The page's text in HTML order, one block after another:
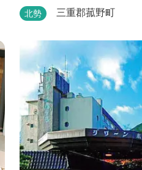
に選び、時とともに味わい
クをしつらえた空間は、
館のよう。次はあのヴィラ
北勢 三重郡菰野町